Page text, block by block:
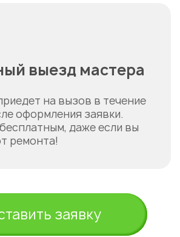
выезд мастера
на вызов в течение
оформления заявки.
даже если вы
ремонта!
заявку